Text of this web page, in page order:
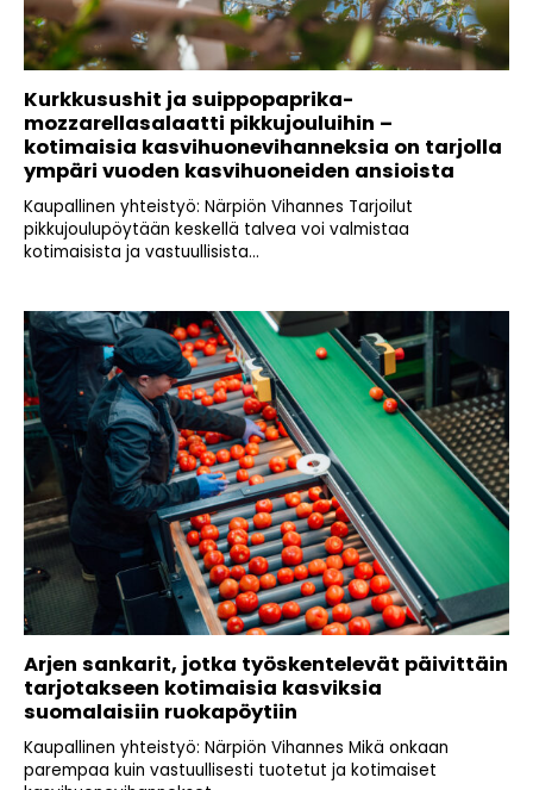
Kurkkusushit ja suippopaprika-
mozzarellasalaatti pikkujouluihin –
kotimaisia kasvihuonevihanneksia on tarjolla
ympäri vuoden kasvihuoneiden ansioista
Kaupallinen yhteistyö: Närpiön Vihannes Tarjoilut
pikkujoulupöytään keskellä talvea voi valmistaa
kotimaisista ja vastuullisista...
Arjen sankarit, jotka työskentelevät päivittäin
tarjotakseen kotimaisia kasviksia
suomalaisiin ruokapöytiin
Kaupallinen yhteistyö: Närpiön Vihannes Mikä onkaan
parempaa kuin vastuullisesti tuotetut ja kotimaiset